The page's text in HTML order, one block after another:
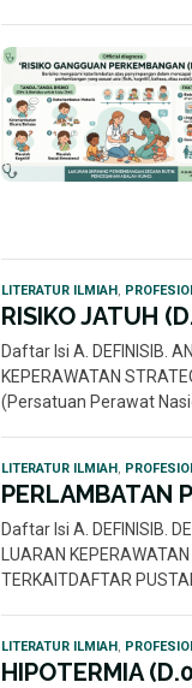
LITERATUR ILMIAH
RISIKO JATUH
Daftar Isi A. DEFINISIB.
KEPERAWATAN
(Persatuan Perawat
LITERATUR ILMIAH
PERLAMBATAN
Daftar Isi A. DEFINISIB.
LUARAN KEPERAWATAN
TERKAITDAFTAR
LITERATUR ILMIAH
HIPOTERMIA